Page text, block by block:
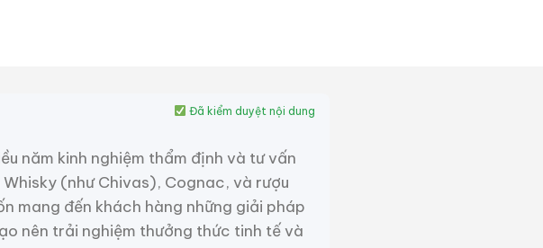
tác whisky.
mực của whisky Nhật Bản nội địa trong
năm kinh nghiệm thẩm định và tư vấn
(như Chivas), Cognac, và rượu
mang đến khách hàng những giải pháp
nên trải nghiệm thưởng thức tinh tế và
Đã kiểm duyệt nội dung